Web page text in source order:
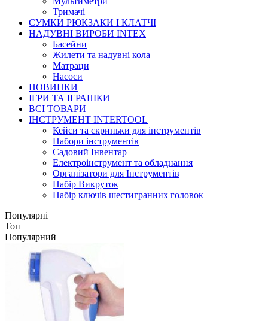
Тримачі
СУМКИ РЮКЗАКИ І КЛАТЧІ
НАДУВНІ ВИРОБИ INTEX
Басейни
Жилети та надувні кола
Матраци
Насоси
НОВИНКИ
ІГРИ ТА ІГРАШКИ
ВСІ ТОВАРИ
ІНСТРУМЕНТ INTERTOOL
Кейси та скриньки для інструментів
Набори інструментів
Садовий Інвентар
Електроінструмент та обладнання
Організатори для Інструментів
Набір Викруток
Набір ключів шестигранних головок
Популярні
Топ
Популярний